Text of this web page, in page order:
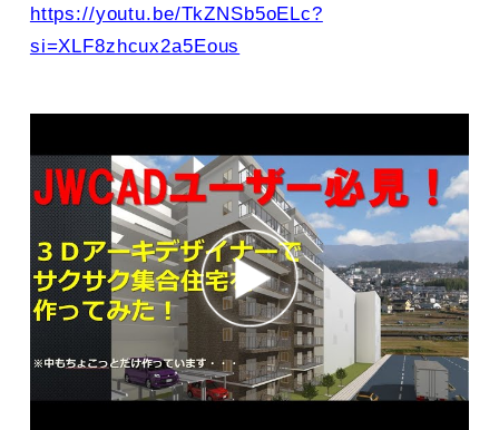
https://youtu.be/TkZNSb5oELc?
si=XLF8zhcux2a5Eous